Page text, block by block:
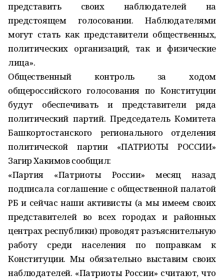
представить своих наблюдателей на
предстоящем голосовании. Наблюдателями
могут стать как представители общественных,
политических организаций, так и физические
лица».
Общественный контроль за ходом
общероссийского голосования по Конституции
будут обеспечивать и представители ряда
политический партий. Председатель Комитета
Башкортостанского регионального отделения
политической партии «ПАТРИОТЫ РОССИИ»
Загир Хакимов сообщил:
«Партия «Патриоты России» месяц назад
подписала соглашение с общественной палатой
РБ и сейчас наши активисты (а мы имеем своих
представителей во всех городах и районных
центрах республики) проводят разъяснительную
работу среди населения по поправкам к
Конституции. Мы обязательно выставим своих
наблюдателей. «Патриоты России» считают, что